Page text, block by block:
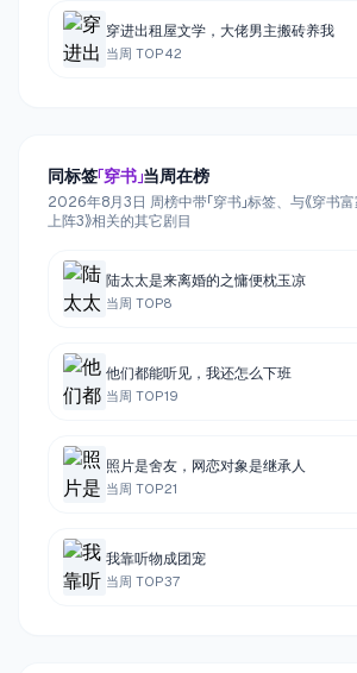
穿进出租屋文学，大佬男主搬砖养我
当周 TOP42
同标签「穿书」当周在榜
2026年8月3日 周榜中带「穿书」标签、与《穿书
上阵3》相关的其它剧目
陆太太是来离婚的之慵便枕玉凉
当周 TOP8
他们都能听见，我还怎么下班
当周 TOP19
照片是舍友，网恋对象是继承人
当周 TOP21
我靠听物成团宠
当周 TOP37